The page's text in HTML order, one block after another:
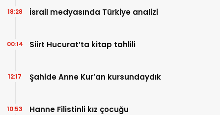
İsrail medyasında Türkiye analizi
18:28
Siirt Hucurat’ta kitap tahlili
00:14
Şahide Anne Kur’an kursundaydık
12:17
Hanne Filistinli kız çocuğu
10:53